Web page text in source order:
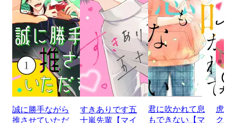
誠に勝手ながら
推させていただ
すきありです五
十嵐先輩【マイ
君に吹かれて息
もできない【マ
虎
ク